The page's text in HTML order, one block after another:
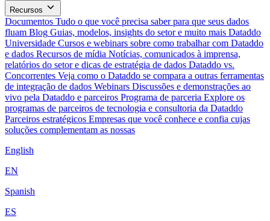
Recursos
Documentos Tudo o que você precisa saber para que seus dados
fluam Blog Guias, modelos, insights do setor e muito mais Dataddo
Universidade Cursos e webinars sobre como trabalhar com Dataddo
e dados Recursos de mídia Notícias, comunicados à imprensa,
relatórios do setor e dicas de estratégia de dados Dataddo vs.
Concorrentes Veja como o Dataddo se compara a outras ferramentas
de integração de dados Webinars Discussões e demonstrações ao
vivo pela Dataddo e parceiros Programa de parceria Explore os
programas de parceiros de tecnologia e consultoria da Dataddo
Parceiros estratégicos Empresas que você conhece e confia cujas
soluções complementam as nossas
English
EN
Spanish
ES